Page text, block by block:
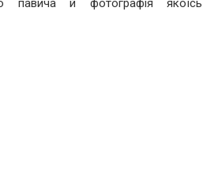
павича й фотографія якоїсь